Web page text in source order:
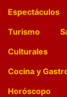
Espectáculos
Turismo
Culturales
Cocina y
Horóscopo